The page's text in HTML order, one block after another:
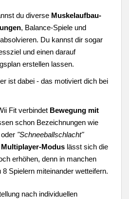
du diverse Muskelaufbau-
, Balance-Spiele und
absolvieren. Du kannst dir sogar
und einen darauf
erstellen lassen.
ist dabei - das motiviert dich bei
Fit verbindet Bewegung mit
schon Bezeichnungen wie
"Schneeballschlacht"
Multiplayer-Modus lässt sich die
erhöhen, denn in manchen
Spielern miteinander wetteifern.
nach individuellen